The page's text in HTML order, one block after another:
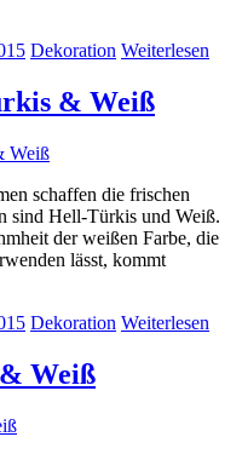
Dekoration Weiterlesen
& Weiß
schaffen die frischen
sind Hell-Türkis und Weiß.
der weißen Farbe, die
lässt, kommt
Dekoration Weiterlesen
Weiß